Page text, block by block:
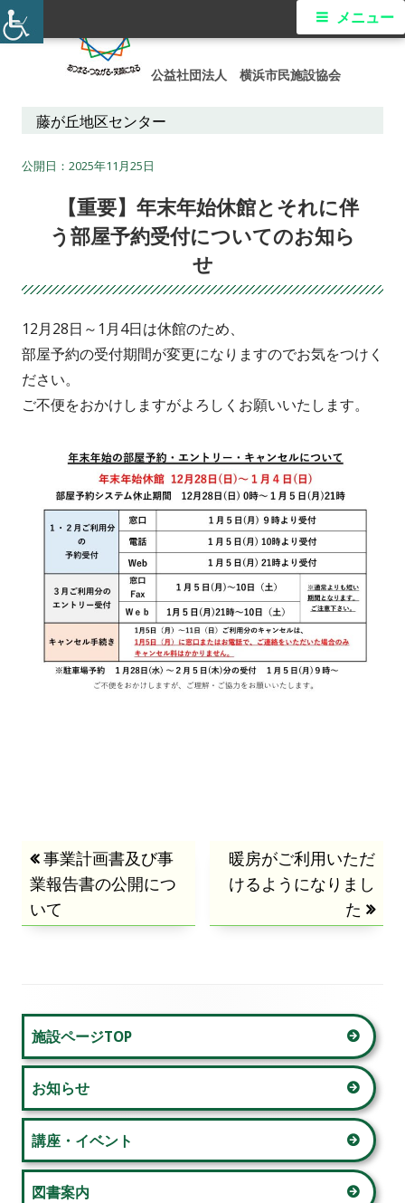
コ
ン
公益社団法人 横浜市民施設協会
メ
ニ
メニュー
藤が丘地区センター
2025年11月25日
【重要】年末年始休館とそれに伴
う部屋予約受付についてのお知ら
せ
12月28日～1月4日は休館のため、
部屋予約の受付期間が変更になりますのでお気をつけく
ださい。
ご不便をおかけしますがよろしくお願いいたします。
投
稿
ゲ
ー
シ
ョ
ン
前
の
記
事業計画書及び事
業報告書の公開につ
いて
次
の
暖房がご利用いただ
けるようになりまし
た
メ
イ
ン
サ
イ
施設ページTOP
お知らせ
講座・イベント
図書案内